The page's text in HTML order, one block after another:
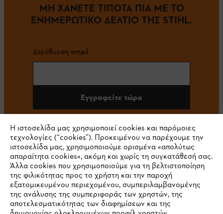
ΜΗ ΧΑΝΕΤΕ ΤΙΠΟΤΑ ΠΙΑ ΜΕ ΤΟ
ΕΝΗΜΕΡΩΤΙΚΟ ΔΕΛΤΙΟ ΤΗΣ STIHL.
Διεύθυνση email
Εγγραφείτε τώρα
#STIHL
Η ιστοσελίδα μας χρησιμοποιεί cookies και παρόμοιες
τεχνολογίες (“cookies”). Προκειμένου να παρέχουμε την
ιστοσελίδα μας, χρησιμοποιούμε ορισμένα «απολύτως
απαραίτητα cookies», ακόμη και χωρίς τη συγκατάθεσή σας.
Άλλα cookies που χρησιμοποιούμε για τη βελτιστοποίηση
της φιλικότητας προς το χρήστη και την παροχή
εξατομικευμένου περιεχομένου, συμπεριλαμβανομένης
της ανάλυσης της συμπεριφοράς των χρηστών, της
αποτελεσματικότητας των διαφημίσεων και της